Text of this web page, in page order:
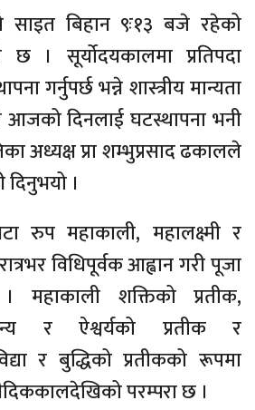
बिहान ९ः१३ बजे रहेको
। सूर्योदयकालमा प्रतिपदा
गर्नुपर्छ भन्ने शास्त्रीय मान्यता
दिनलाई घटस्थापना भनी
अध्यक्ष प्रा शम्भुप्रसाद ढकालले
।
रुप महाकाली, महालक्ष्मी र
विधिपूर्वक आह्वान गरी पूजा
महाकाली शक्तिको प्रतीक,
र ऐश्वर्यको प्रतीक र
र बुद्धिको प्रतीकको रूपमा
परम्परा छ ।